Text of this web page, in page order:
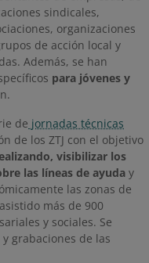
sindicales,
organizaciones
de acción local y
Además, se han
s para jóvenes​ y
de jornadas técnicas
de los ZTJ con el objetivo
visibilizar los
las líneas de ayuda y
las zonas de
más de 900
y sociales. Se
grabaciones de las